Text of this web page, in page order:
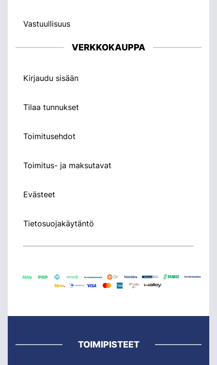
Vastuullisuus
VERKKOKAUPPA
Kirjaudu sisään
Tilaa tunnukset
Toimitusehdot
Toimitus- ja maksutavat
Evästeet
Tietosuojakäytäntö
TOIMIPISTEET